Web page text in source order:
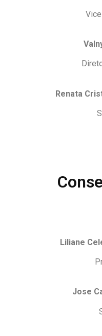
Renata
Liliane
Jose